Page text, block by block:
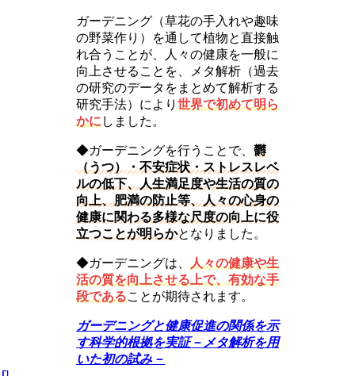
ガーデニング（草花の手入れや趣味
の野菜作り）を通して植物と直接触
れ合うことが、人々の健康を一般に
向上させることを、メタ解析（過去
の研究のデータをまとめて解析する
研究手法）により 世界で初めて明ら
かにしました。
◆ガーデニングを行うことで、 欝
（うつ）・不安症状・ストレスレベ
ルの低下、人生満足度や生活の質の
向上、肥満の防止等、人々の心身の
健康に関わる多様な尺度の向上に役
立つことが明らかとなりました。
◆ガーデニングは、 人々の健康や生
活の質を向上させる上で、有効な手
段であることが期待されます。
ガーデニングと健康促進の関係を示
す科学的根拠を実証－メタ解析を用
いた初の試み－